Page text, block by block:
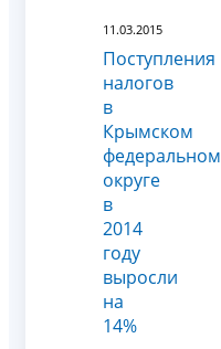
11.03.2015
Поступления
налогов
в
Крымском
федеральном
округе
в
2014
году
выросли
на
14%